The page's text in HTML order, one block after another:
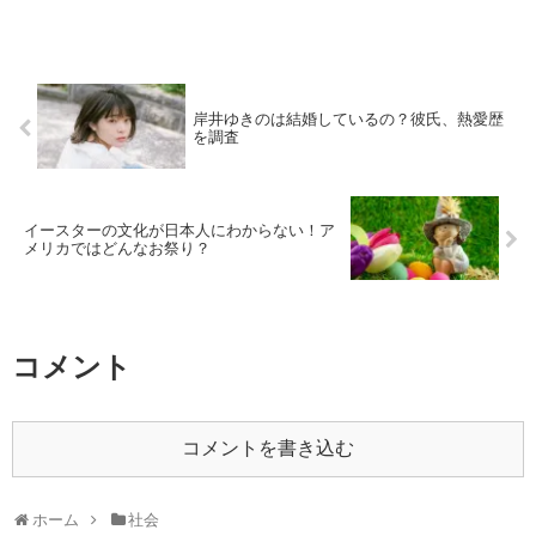
岸井ゆきのは結婚しているの？彼氏、熱愛歴
を調査
イースターの文化が日本人にわからない！ア
メリカではどんなお祭り？
コメント
コメントを書き込む
ホーム 社会